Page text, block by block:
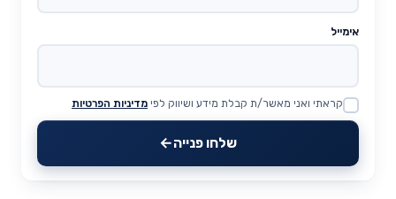
אימייל
Website
קראתי ואני מאשר/ת קבלת מידע ושיווק לפי מדיניות הפרטיות
שלחו פנייה